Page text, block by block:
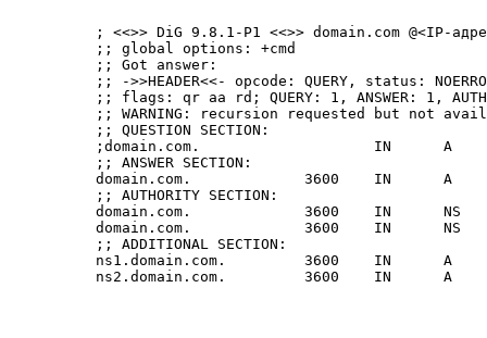
; <<>> DiG 9.8.1-P1 <<>> domain.com @<IP-
;; global options: +cmd
;; Got answer:
;; ->>HEADER<<- opcode: QUERY, status:
;; flags: qr aa rd; QUERY: 1, ANSWER: 1,
;; WARNING: recursion requested but not
;; QUESTION SECTION:
;domain.com.                    IN      A
;; ANSWER SECTION:
domain.com.             3600    IN      A
;; AUTHORITY SECTION:
domain.com.             3600    IN      NS
domain.com.             3600    IN      NS
;; ADDITIONAL SECTION:
ns1.domain.com.         3600    IN      A